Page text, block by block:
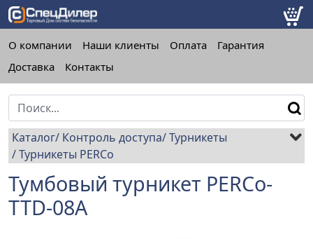
О компании Наши клиенты Оплата
Гарантия
Доставка
Контакты
Каталог Контроль доступа Турникеты
Турникеты PERCo
Тумбовый турникет PERCo-
TTD-08A